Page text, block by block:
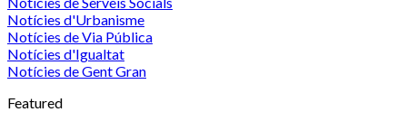
Notícies d'Urbanisme
Notícies de Via Pública
Notícies d'Igualtat
Notícies de Gent Gran
Featured